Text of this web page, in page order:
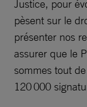
Justice, pour
pèsent sur le
présenter nos
assurer que le
sommes tout
120 000